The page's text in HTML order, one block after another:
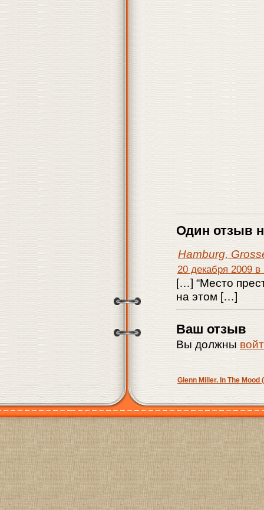
Один отзыв
Hamburg,
20 декабря 2009 в
[…] “Место
на этом […]
Ваш отзыв
Вы должны
Glenn Miller. In The Mood